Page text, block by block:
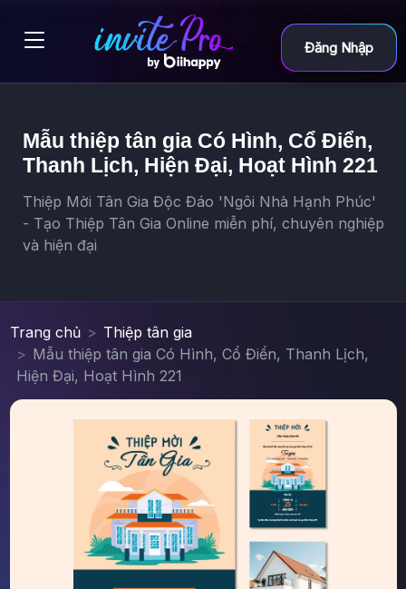
Đăng Nhập
Mẫu thiệp tân gia Có Hình, Cổ Điển,
Thanh Lịch, Hiện Đại, Hoạt Hình 221
Thiệp Mời Tân Gia Độc Đáo 'Ngôi Nhà Hạnh Phúc'
- Tạo Thiệp Tân Gia Online miễn phí, chuyên nghiệp
và hiện đại
Trang chủ
Thiệp tân gia
Mẫu thiệp tân gia Có Hình, Cổ Điển, Thanh Lịch,
Hiện Đại, Hoạt Hình 221